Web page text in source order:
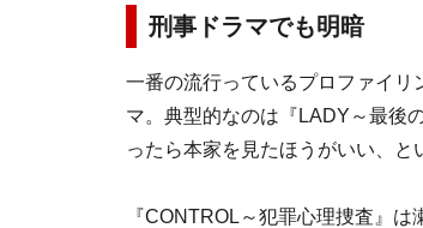
刑事ドラマでも明暗
一番の流行っているプロファイリ
マ。典型的なのは『LADY～最後
ったら本家を見たほうがいい、と
『CONTROL～犯罪心理捜査』